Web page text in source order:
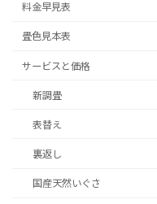
料金早見表
畳色見本表
サービスと価格
新調畳
表替え
裏返し
国産天然いぐさ